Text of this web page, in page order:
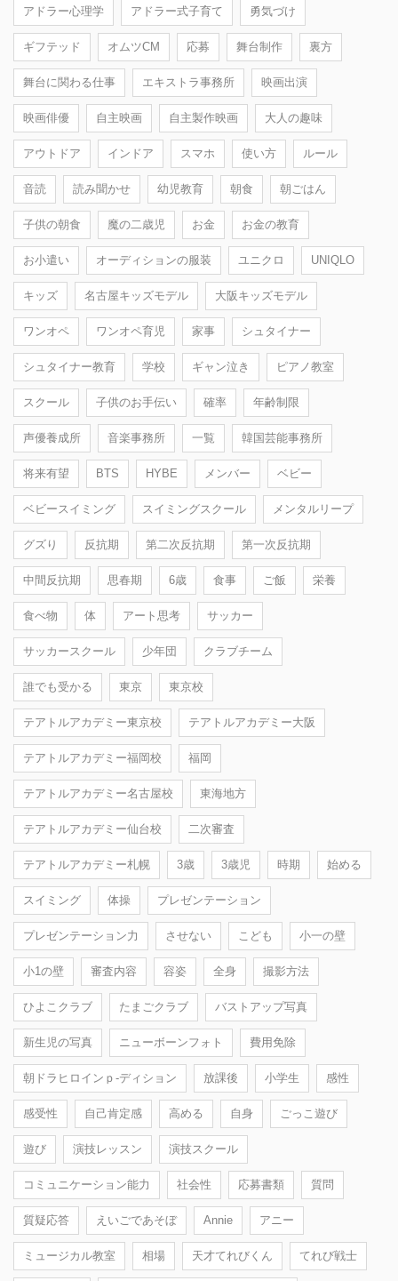
アドラー心理学 アドラー式子育て 勇気づけ
ギフテッド オムツCM 応募 舞台制作 裏方
舞台に関わる仕事 エキストラ事務所 映画出演
映画俳優 自主映画 自主製作映画 大人の趣味
アウトドア インドア スマホ 使い方 ルール
音読 読み聞かせ 幼児教育 朝食 朝ごはん
子供の朝食 魔の二歳児 お金 お金の教育
お小遣い オーディションの服装 ユニクロ UNIQLO
キッズ 名古屋キッズモデル 大阪キッズモデル
ワンオペ ワンオペ育児 家事 シュタイナー
シュタイナー教育 学校 ギャン泣き ピアノ教室
スクール 子供のお手伝い 確率 年齢制限
声優養成所 音楽事務所 一覧 韓国芸能事務所
将来有望 BTS HYBE メンバー ベビー
ベビースイミング スイミングスクール メンタルリープ
グズり 反抗期 第二次反抗期 第一次反抗期
中間反抗期 思春期 6歳 食事 ご飯 栄養
食べ物 体 アート思考 サッカー
サッカースクール 少年団 クラブチーム
誰でも受かる 東京 東京校
テアトルアカデミー東京校 テアトルアカデミー大阪
テアトルアカデミー福岡校 福岡
テアトルアカデミー名古屋校 東海地方
テアトルアカデミー仙台校 二次審査
テアトルアカデミー札幌 3歳 3歳児 時期 始める
スイミング 体操 プレゼンテーション
プレゼンテーション力 させない こども 小一の壁
小1の壁 審査内容 容姿 全身 撮影方法
ひよこクラブ たまごクラブ バストアップ写真
新生児の写真 ニューボーンフォト 費用免除
朝ドラヒロインｐ-ディション 放課後 小学生 感性
感受性 自己肯定感 高める 自身 ごっこ遊び
遊び 演技レッスン 演技スクール
コミュニケーション能力 社会性 応募書類 質問
質疑応答 えいごであそぼ Annie アニー
ミュージカル教室 相場 天才てれびくん てれび戦士